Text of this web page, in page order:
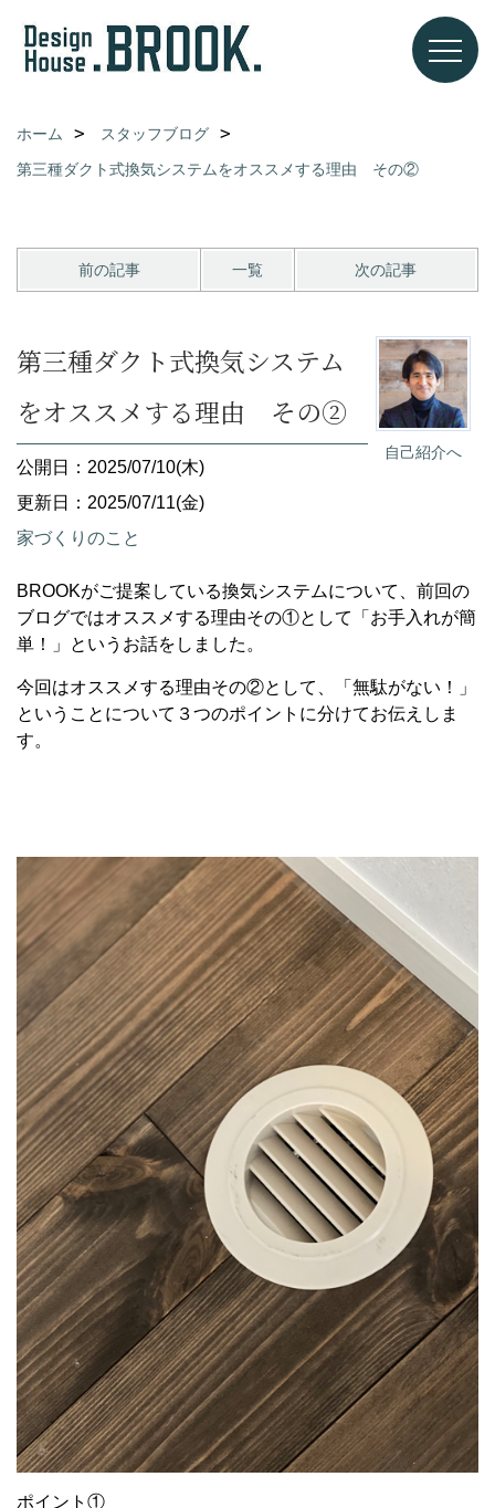
ホーム
スタッフブログ
第三種ダクト式換気システムをオススメする理由 その②
前の記事 一覧 次の記事
自己紹介へ
第三種ダクト式換気システム
をオススメする理由 その②
公開日：2025/07/10(木)
更新日：2025/07/11(金)
家づくりのこと
BROOKがご提案している換気システムについて、前回の
ブログではオススメする理由その①として「お手入れが簡
単！」というお話をしました。
今回はオススメする理由その②として、「無駄がない！」
ということについて３つのポイントに分けてお伝えしま
す。
ポイント①